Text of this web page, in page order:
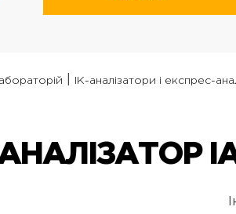
ІК-аналізатори і експрес-